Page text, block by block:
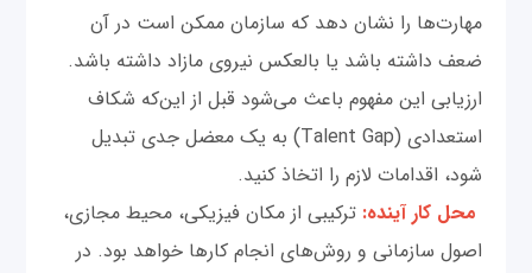
مهارت‌ها را نشان دهد که سازمان ممکن است در آن
ضعف داشته باشد یا بالعکس نیروی مازاد داشته باشد.
ارزیابی این مفهوم باعث می‌شود قبل از این‌که شکاف
استعدادی (Talent Gap) به یک معضل جدی تبدیل
شود، اقدامات لازم را اتخاذ کنید.
محل کار آینده: ترکیبی از مکان فیزیکی، محیط مجازی،
اصول سازمانی و روش‌های انجام کارها خواهد بود. در